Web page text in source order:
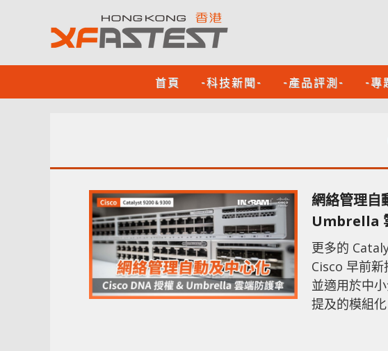
首頁 -科技新聞- -產品評測- -專
網絡管理自動及中心化
Umbrella
更多的
Cisco 早前
並適用於中
提及的模組
硬件上的功